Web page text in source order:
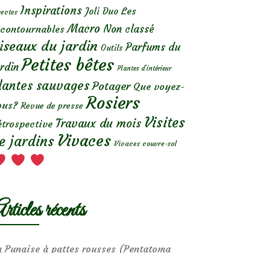
Inspirations Joli Duo Les
Macro Non classé
du jardin Outils Parfums du
Petites bêtes Plantes d’intérieur
sauvages Potager Que voyez-
Revue de presse Rosiers
Travaux du mois Visites
jardins Vivaces Vivaces couvre-sol
récents
Punaise à pattes rousses (Pentatoma